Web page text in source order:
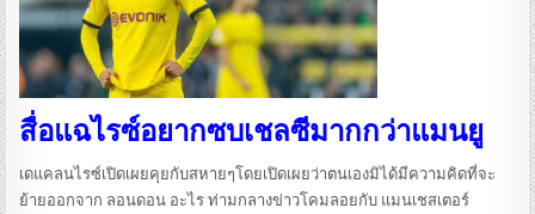
สื่อแฉไรซ์อยากซบเชลซีมากกว่าแมนยู
เดแคลนไรซ์เปิดเผยคุยกับสหายๆโดยเปิดเผยว่าตนเองมิได้มีความคิดที่จะ
ย้ายออกจาก ลอนดอน อะไร ท่ามกลางข่าวโคมลอยกับ แมนเชสเตอร์